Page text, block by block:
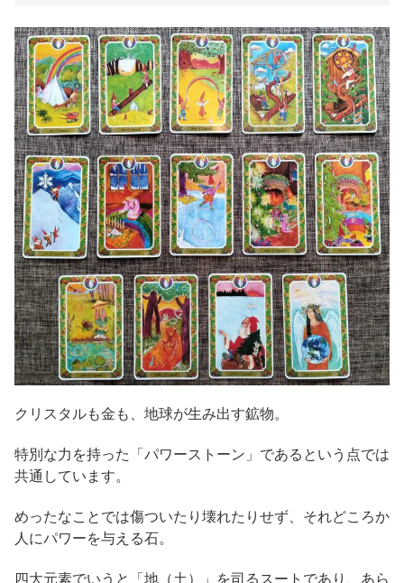
クリスタルも金も、地球が生み出す鉱物。
特別な力を持った「パワーストーン」であるという点では
共通しています。
めったなことでは傷ついたり壊れたりせず、それどころか
人にパワーを与える石。
四大元素でいうと「地（土）」を司るスートであり、あら